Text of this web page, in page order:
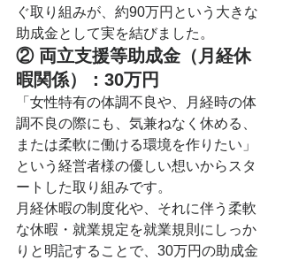
ぐ取り組みが、約90万円という大きな
助成金として実を結びました。
② 両立支援等助成金（月経休
暇関係）：30万円
「女性特有の体調不良や、月経時の体
調不良の際にも、気兼ねなく休める、
または柔軟に働ける環境を作りたい」
という経営者様の優しい想いからスタ
ートした取り組みです。
月経休暇の制度化や、それに伴う柔軟
な休暇・就業規定を就業規則にしっか
りと明記することで、30万円の助成金